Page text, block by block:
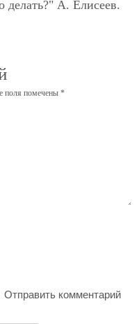
делать?" А. Елисеев.
поля помечены *